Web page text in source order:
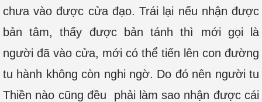
chưa vào được cửa đạo. Trái lại nếu nhận được
bản tâm, thấy được bản tánh thì mới gọi là
người đã vào cửa, mới có thể tiến lên con đường
tu hành không còn nghi ngờ. Do đó nên người tu
Thiền nào cũng đều phải làm sao nhận được cái